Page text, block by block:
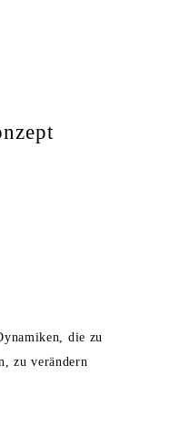
die zu
zu verändern